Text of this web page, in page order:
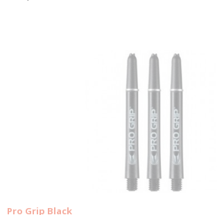
Pro Grip Black